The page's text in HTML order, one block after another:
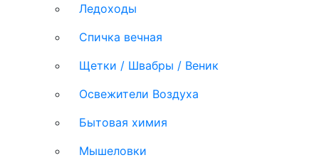
Ледоходы
Спичка вечная
Щетки / Швабры / Веник
Освежители Воздуха
Бытовая химия
Мышеловки